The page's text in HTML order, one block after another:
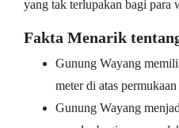
yang tak terlupakan bagi para
Fakta Menarik
Gunung Wayang
meter di atas
Gunung Wayang